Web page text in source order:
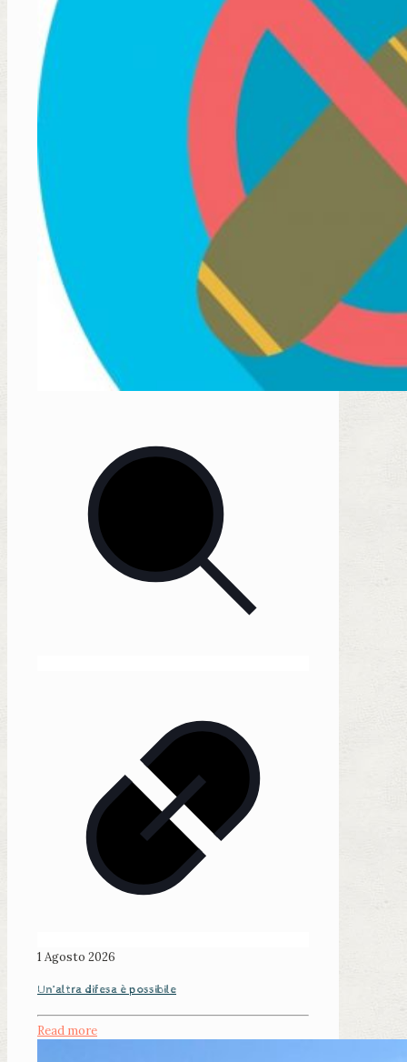
1 Agosto 2026
Un’altra difesa è possibile
Read more